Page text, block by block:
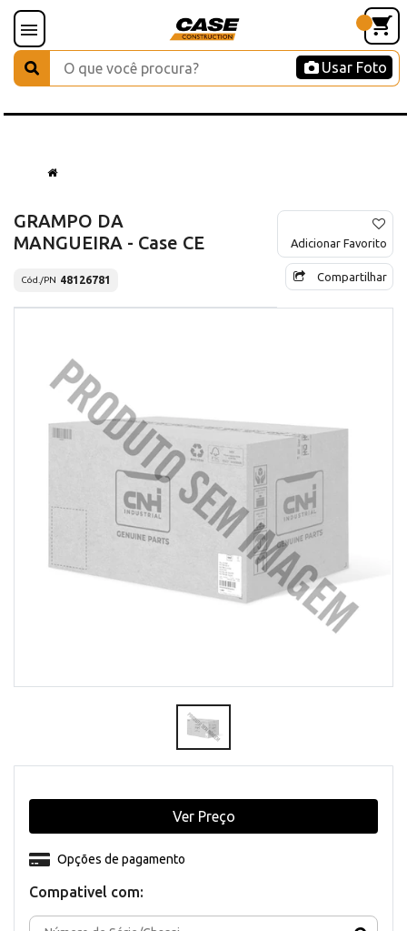
Usar Foto
GRAMPO DA
MANGUEIRA - Case CE
Cód./PN 48126781
Adicionar Favorito
Compartilhar
Compativel com:
Opções de pagamento
Ver Preço